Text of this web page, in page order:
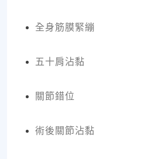
全身筋膜緊繃
五十肩沾黏
關節錯位
術後關節沾黏